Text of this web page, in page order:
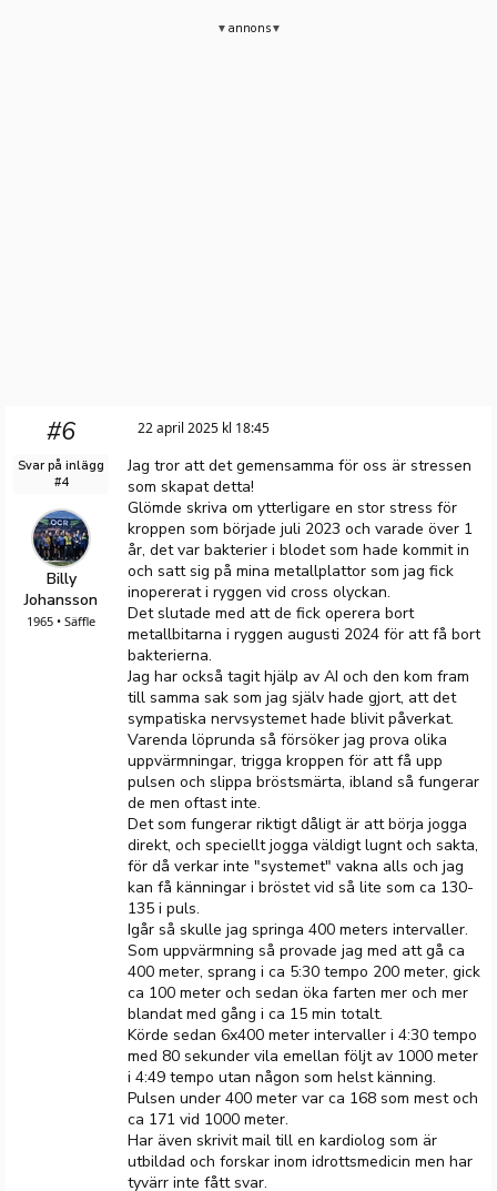
annons
#6
Svar på inlägg
#4
Billy
Johansson
1965 • Säffle
22 april 2025 kl 18:45
Jag tror att det gemensamma för oss är stressen
som skapat detta!
Glömde skriva om ytterligare en stor stress för
kroppen som började juli 2023 och varade över 1
år, det var bakterier i blodet som hade kommit in
och satt sig på mina metallplattor som jag fick
inopererat i ryggen vid cross olyckan.
Det slutade med att de fick operera bort
metallbitarna i ryggen augusti 2024 för att få bort
bakterierna.
Jag har också tagit hjälp av AI och den kom fram
till samma sak som jag själv hade gjort, att det
sympatiska nervsystemet hade blivit påverkat.
Varenda löprunda så försöker jag prova olika
uppvärmningar, trigga kroppen för att få upp
pulsen och slippa bröstsmärta, ibland så fungerar
de men oftast inte.
Det som fungerar riktigt dåligt är att börja jogga
direkt, och speciellt jogga väldigt lugnt och sakta,
för då verkar inte "systemet" vakna alls och jag
kan få känningar i bröstet vid så lite som ca 130-
135 i puls.
Igår så skulle jag springa 400 meters intervaller.
Som uppvärmning så provade jag med att gå ca
400 meter, sprang i ca 5:30 tempo 200 meter, gick
ca 100 meter och sedan öka farten mer och mer
blandat med gång i ca 15 min totalt.
Körde sedan 6x400 meter intervaller i 4:30 tempo
med 80 sekunder vila emellan följt av 1000 meter
i 4:49 tempo utan någon som helst känning.
Pulsen under 400 meter var ca 168 som mest och
ca 171 vid 1000 meter.
Har även skrivit mail till en kardiolog som är
utbildad och forskar inom idrottsmedicin men har
tyvärr inte fått svar.